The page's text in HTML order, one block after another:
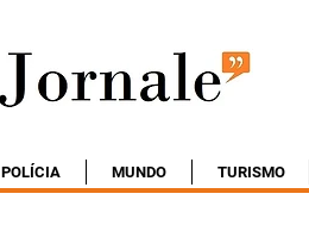
POLÍCIA MUNDO TURISMO